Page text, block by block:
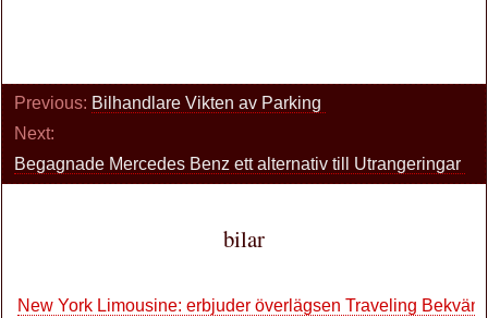
Previous: Bilhandlare Vikten av Parking
Next:
Begagnade Mercedes Benz ett alternativ till Utrangeringar
bilar
New York Limousine: erbjuder överlägsen Traveling